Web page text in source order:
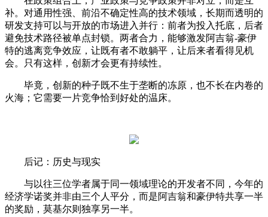
补。对通用性强、前沿不确定性高的技术领域，长期而透明的
研发支持可以与开放的市场进入并行：前者为投入托底，后者
避免技术路径被单点封锁。两者合力，能够激发阿吉翁-豪伊
特的逃离竞争效应，让既有者不敢躺平，让后来者看得见机
会。只有这样，创新才会更有持续性。
毕竟，创新的种子既不生于垄断的冻原，也不长在内卷的
火海；它需要一片竞争恰到好处的温床。
后记：历史与现实
与以往三位学者属于同一领域理论的开发者不同，今年的
经济学诺奖并非由三个人平分，而是阿吉翁和豪伊特共享一半
的奖励，莫基尔则独享另一半。